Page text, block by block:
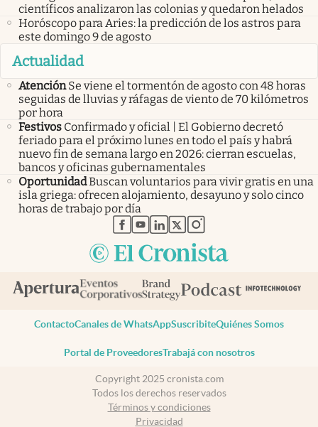
científicos analizaron las colonias y quedaron helados
Horóscopo para Aries: la predicción de los astros para
este domingo 9 de agosto
Actualidad
Atención Se viene el tormentón de agosto con 48 horas
seguidas de lluvias y ráfagas de viento de 70 kilómetros
por hora
Festivos Confirmado y oficial | El Gobierno decretó
feriado para el próximo lunes en todo el país y habrá
nuevo fin de semana largo en 2026: cierran escuelas,
bancos y oficinas gubernamentales
OportunidadBuscan voluntarios para vivir gratis en una
isla griega: ofrecen alojamiento, desayuno y solo cinco
horas de trabajo por día
abre en nueva pestaña
abre en nueva pestaña
abre en nueva pestaña
abre en nueva pestaña
abre en nueva pestaña
ContactoCanales de WhatsAppSuscribiteQuiénes Somos
Portal de ProveedoresTrabajá con nosotros
Copyright 2025 cronista.com
Todos los derechos reservados
Términos y condiciones
Privacidad